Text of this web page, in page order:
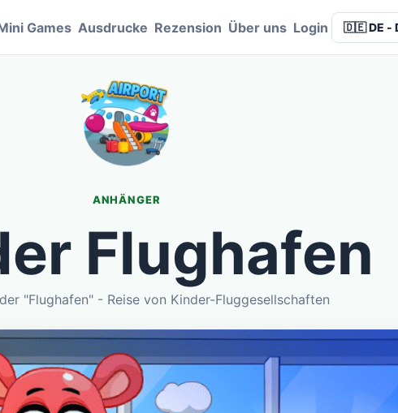
Games Ausdrucke Rezension Über uns Login Language
ANHÄNGER
Flughafen
"Flughafen" - Reise von Kinder-Fluggesellschaften